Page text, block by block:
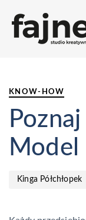
KNOW-HOW
Model
Kinga Półchłopek